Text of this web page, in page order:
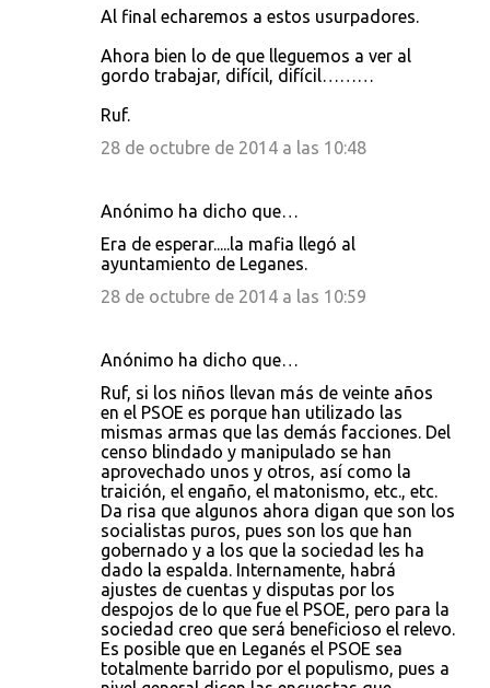
Al final echaremos a estos usurpadores.
Ahora bien lo de que lleguemos a ver al
gordo trabajar, difícil, difícil………
Ruf.
28 de octubre de 2014 a las 10:48
Anónimo ha dicho que…
Era de esperar.....la mafia llegó al
ayuntamiento de Leganes.
28 de octubre de 2014 a las 10:59
Anónimo ha dicho que…
Ruf, si los niños llevan más de veinte años
en el PSOE es porque han utilizado las
mismas armas que las demás facciones. Del
censo blindado y manipulado se han
aprovechado unos y otros, así como la
traición, el engaño, el matonismo, etc., etc.
Da risa que algunos ahora digan que son los
socialistas puros, pues son los que han
gobernado y a los que la sociedad les ha
dado la espalda. Internamente, habrá
ajustes de cuentas y disputas por los
despojos de lo que fue el PSOE, pero para la
sociedad creo que será beneficioso el relevo.
Es posible que en Leganés el PSOE sea
totalmente barrido por el populismo, pues a